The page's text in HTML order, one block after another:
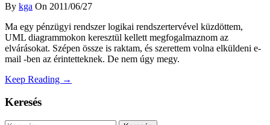
By kga On 2011/06/27
Ma egy pénzügyi rendszer logikai rendszertervével küzdöttem,
UML diagrammokon keresztül kellett megfogalmaznom az
elvárásokat. Szépen össze is raktam, és szerettem volna elküldeni e-
mail -ben az érintetteknek. De nem úgy megy.
Keep Reading →
Keresés